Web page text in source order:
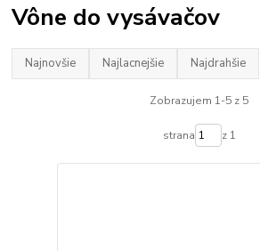
Vône do vysávačov
Najnovšie Najlacnejšie Najdrahšie
Zobrazujem 1-5 z 5
strana z 1